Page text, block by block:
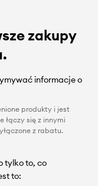
zakupy
informacje o
produkty i jest
łączy się z innymi
z rabatu.
tylko to, co
to: